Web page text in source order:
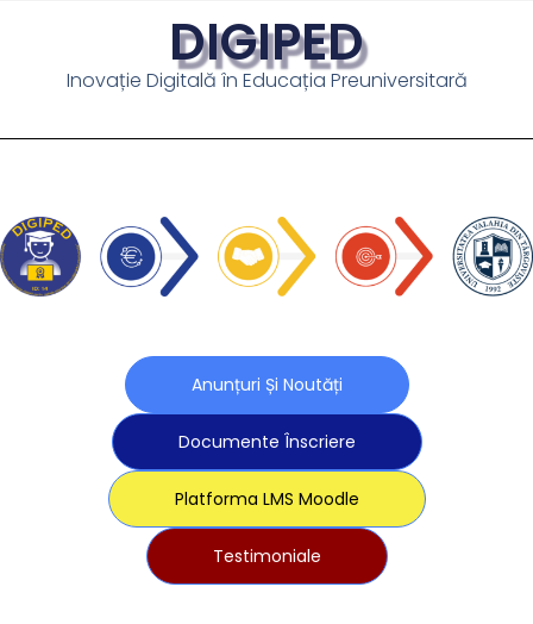
DIGIPED
Inovație Digitală în Educația Preuniversitară
Anunțuri Și Noutăți
Documente Înscriere
Platforma LMS Moodle
Testimoniale